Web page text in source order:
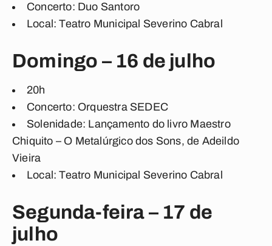
Concerto: Duo Santoro
Local: Teatro Municipal Severino Cabral
Domingo – 16 de julho
20h
Concerto: Orquestra SEDEC
Solenidade: Lançamento do livro Maestro
Chiquito – O Metalúrgico dos Sons, de Adeildo
Vieira
Local: Teatro Municipal Severino Cabral
Segunda-feira – 17 de
julho